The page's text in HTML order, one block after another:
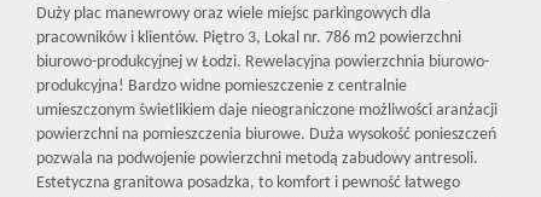
Duży plac manewrowy oraz wiele miejsc parkingowych dla
pracowników i klientów. Piętro 3, Lokal nr. 786 m2 powierzchni
biurowo-produkcyjnej w Łodzi. Rewelacyjna powierzchnia biurowo-
produkcyjna! Bardzo widne pomieszczenie z centralnie
umieszczonym świetlikiem daje nieograniczone możliwości aranżacji
powierzchni na pomieszczenia biurowe. Duża wysokość ponieszczeń
pozwala na podwojenie powierzchni metodą zabudowy antresoli.
Estetyczna granitowa posadzka, to komfort i pewność łatwego